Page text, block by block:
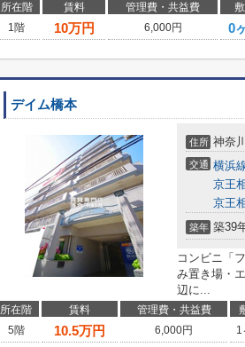
所在階 賃料 管理費・共益費
1階
10万円 6,000円 0
デイム橋本
住所 神奈
交通 横浜
京王
京王
築年 築39
コンビニ「
み置き場・
辺に...
所在階 賃料 管理費・共益費
5階
10.5万円 6,000円 1